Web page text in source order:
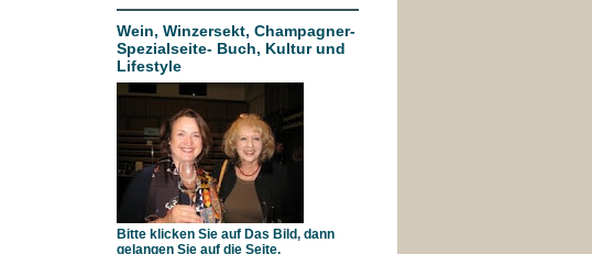
Wein, Winzersekt, Champagner-
Spezialseite- Buch, Kultur und
Lifestyle
Bitte klicken Sie auf Das Bild, dann
gelangen Sie auf die Seite.